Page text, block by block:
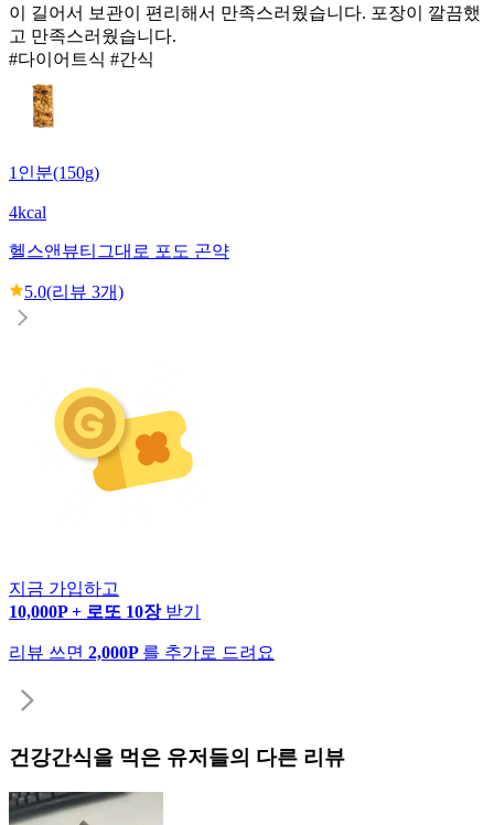
이 길어서 보관이 편리해서 만족스러웠습니다. 포장이 깔끔했
고 만족스러웠습니다.
#다이어트식 #간식
1인분(150g)
4kcal
헬스앤뷰티 그대로 포도 곤약
5.0(리뷰 3개)
지금 가입하고
10,000P + 로또 10장 받기
리뷰 쓰면 2,000P 를 추가로 드려요
건강간식을 먹은 유저들의 다른 리뷰